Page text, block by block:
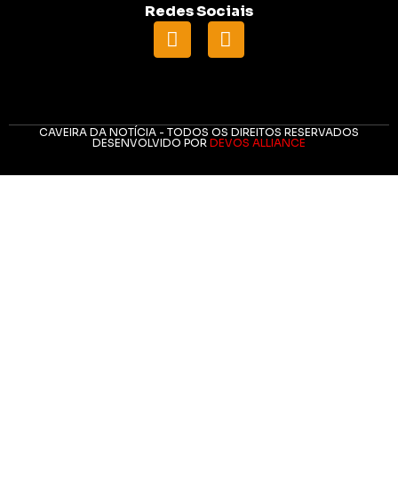
Redes Sociais
CAVEIRA DA NOTÍCIA - TODOS OS DIREITOS RESERVADOS
DESENVOLVIDO POR DEVOS ALLIANCE